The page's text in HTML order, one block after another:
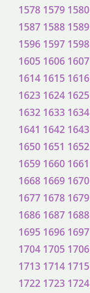
1578 1579 1580
1587 1588 1589
1596 1597 1598
1605 1606 1607
1614 1615 1616
1623 1624 1625
1632 1633 1634
1641 1642 1643
1650 1651 1652
1659 1660 1661
1668 1669 1670
1677 1678 1679
1686 1687 1688
1695 1696 1697
1704 1705 1706
1713 1714 1715
1722 1723 1724